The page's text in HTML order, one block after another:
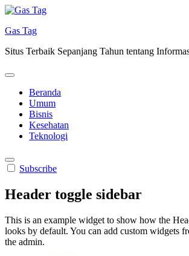
Skip
content
Gas Tag
Situs Terbaik Sepanjang Tahun tentang
Beranda
Umum
Bisnis
Kesehatan
Teknologi
Subscribe
Header toggle sidebar
This is an example widget to show how the
looks by default. You can add custom widgets
the admin.